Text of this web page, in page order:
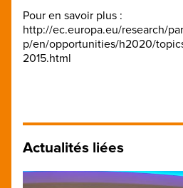
Pour en savoir plus :
http://ec.europa.eu/research/
p/en/opportunities/h2020/
2015.html
Actualités liées